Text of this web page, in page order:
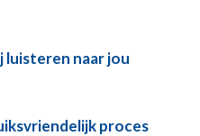
luisteren naar jou
proces